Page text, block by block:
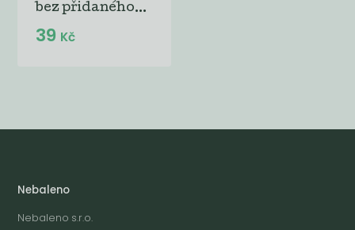
bez přidaného...
39 Kč
Nebaleno
Nebaleno s.r.o.